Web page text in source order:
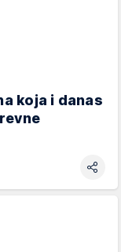
koja i danas